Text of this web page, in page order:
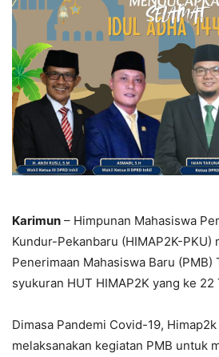
Karimun – Himpunan Mahasiswa
Kundur-Pekanbaru (HIMAP2K-PKU)
Penerimaan Mahasiswa Baru
syukuran HUT HIMAP2K yang ke 22
Dimasa Pandemi Covid-19,
melaksanakan kegiatan PMB untuk